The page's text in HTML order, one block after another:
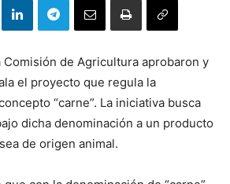
Comisión de Agricultura aprobaron y
el proyecto que regula la
“carne”. La iniciativa busca
dicha denominación a un producto
de origen animal.